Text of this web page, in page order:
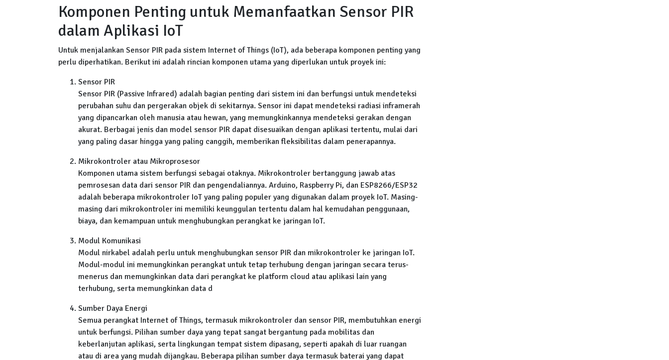
Komponen Penting untuk Memanfaatkan Sensor PIR
dalam Aplikasi IoT
Untuk menjalankan Sensor PIR pada sistem Internet of Things (IoT), ada beberapa komponen penting yang
perlu diperhatikan. Berikut ini adalah rincian komponen utama yang diperlukan untuk proyek ini:
Sensor PIR
Sensor PIR (Passive Infrared) adalah bagian penting dari sistem ini dan berfungsi untuk mendeteksi
perubahan suhu dan pergerakan objek di sekitarnya. Sensor ini dapat mendeteksi radiasi inframerah
yang dipancarkan oleh manusia atau hewan, yang memungkinkannya mendeteksi gerakan dengan
akurat. Berbagai jenis dan model sensor PIR dapat disesuaikan dengan aplikasi tertentu, mulai dari
yang paling dasar hingga yang paling canggih, memberikan fleksibilitas dalam penerapannya.
Mikrokontroler atau Mikroprosesor
Komponen utama sistem berfungsi sebagai otaknya. Mikrokontroler bertanggung jawab atas
pemrosesan data dari sensor PIR dan pengendaliannya. Arduino, Raspberry Pi, dan ESP8266/ESP32
adalah beberapa mikrokontroler IoT yang paling populer yang digunakan dalam proyek IoT. Masing-
masing dari mikrokontroler ini memiliki keunggulan tertentu dalam hal kemudahan penggunaan,
biaya, dan kemampuan untuk menghubungkan perangkat ke jaringan IoT.
Modul Komunikasi
Modul nirkabel adalah perlu untuk menghubungkan sensor PIR dan mikrokontroler ke jaringan IoT.
Modul-modul ini memungkinkan perangkat untuk tetap terhubung dengan jaringan secara terus-
menerus dan memungkinkan data dari perangkat ke platform cloud atau aplikasi lain yang
terhubung, serta memungkinkan data d
Sumber Daya Energi
Semua perangkat Internet of Things, termasuk mikrokontroler dan sensor PIR, membutuhkan energi
untuk berfungsi. Pilihan sumber daya yang tepat sangat bergantung pada mobilitas dan
keberlanjutan aplikasi, serta lingkungan tempat sistem dipasang, seperti apakah di luar ruangan
atau di area yang mudah dijangkau. Beberapa pilihan sumber daya termasuk baterai yang dapat